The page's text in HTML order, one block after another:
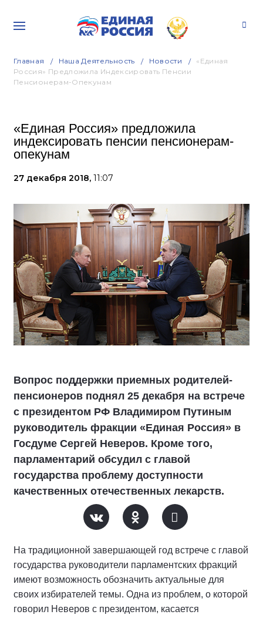
Главная Наша Деятельность Новости
«Единая
Россия» Предложила Индексировать Пенсии
Пенсионерам-Опекунам
«Единая Россия» предложила
индексировать пенсии пенсионерам-
опекунам
27 декабря 2018, 11:07
Вопрос поддержки приемных родителей-
пенсионеров поднял 25 декабря на встрече
с президентом РФ Владимиром Путиным
руководитель фракции «Единая Россия» в
Госдуме Сергей Неверов. Кроме того,
парламентарий обсудил с главой
государства проблему доступности
качественных отечественных лекарств.
На традиционной завершающей год встрече с главой
государства руководители парламентских фракций
имеют возможность обозначить актуальные для
своих избирателей темы. Одна из проблем, о которой
говорил Неверов с президентом, касается